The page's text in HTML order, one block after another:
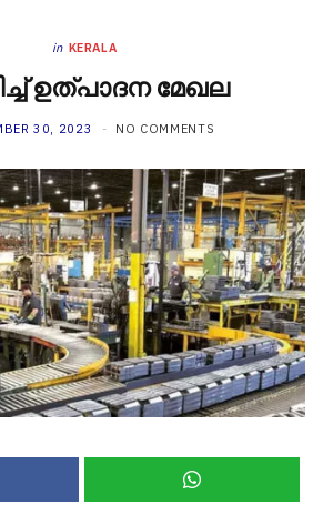
in KERALA
ഉത്പാദന മേഖല
30, 2023 NO COMMENTS